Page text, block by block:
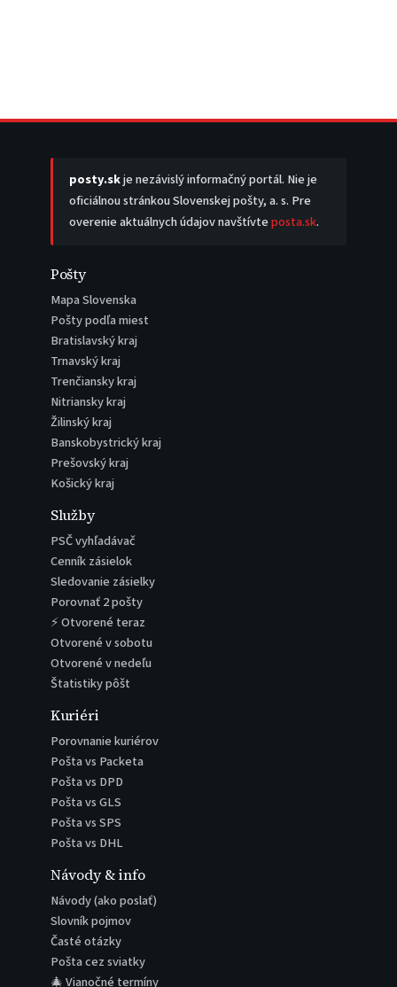
posty.skje nezávislý informačný portál. Nie je
oficiálnou stránkou Slovenskej pošty, a. s. Pre
overenie aktuálnych údajov navštívteposta.sk.
Pošty
Mapa Slovenska
Pošty podľa miest
Bratislavský kraj
Trnavský kraj
Trenčiansky kraj
Nitriansky kraj
Žilinský kraj
Banskobystrický kraj
Prešovský kraj
Košický kraj
Služby
PSČ vyhľadávač
Cenník zásielok
Sledovanie zásielky
Porovnať 2 pošty
⚡ Otvorené teraz
Otvorené v sobotu
Otvorené v nedeľu
Štatistiky pôšt
Kuriéri
Porovnanie kuriérov
Pošta vs Packeta
Pošta vs DPD
Pošta vs GLS
Pošta vs SPS
Pošta vs DHL
Návody & info
Návody (ako poslať)
Slovník pojmov
Časté otázky
Pošta cez sviatky
🎄 Vianočné termíny